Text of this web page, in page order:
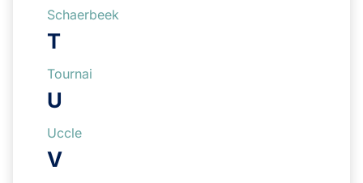
Schaerbeek
T
Tournai
U
Uccle
V